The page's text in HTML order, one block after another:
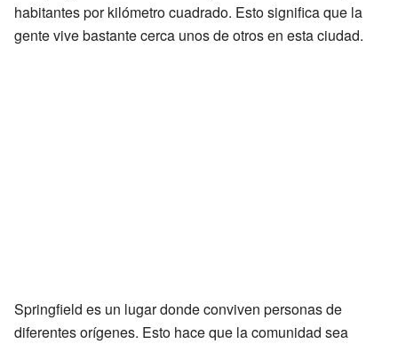
habitantes por kilómetro cuadrado. Esto significa que la
gente vive bastante cerca unos de otros en esta ciudad.
Springfield es un lugar donde conviven personas de
diferentes orígenes. Esto hace que la comunidad sea